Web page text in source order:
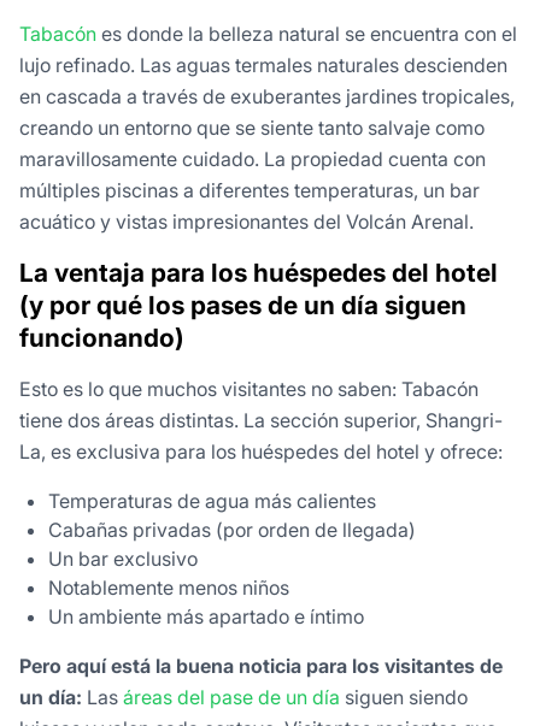
Tabacón es donde la belleza natural se encuentra con el
lujo refinado. Las aguas termales naturales descienden
en cascada a través de exuberantes jardines tropicales,
creando un entorno que se siente tanto salvaje como
maravillosamente cuidado. La propiedad cuenta con
múltiples piscinas a diferentes temperaturas, un bar
acuático y vistas impresionantes del Volcán Arenal.
La ventaja para los huéspedes del hotel
(y por qué los pases de un día siguen
funcionando)
Esto es lo que muchos visitantes no saben: Tabacón
tiene dos áreas distintas. La sección superior, Shangri-
La, es exclusiva para los huéspedes del hotel y ofrece:
Temperaturas de agua más calientes
Cabañas privadas (por orden de llegada)
Un bar exclusivo
Notablemente menos niños
Un ambiente más apartado e íntimo
Pero aquí está la buena noticia para los visitantes de
un día: Las áreas del pase de un día siguen siendo